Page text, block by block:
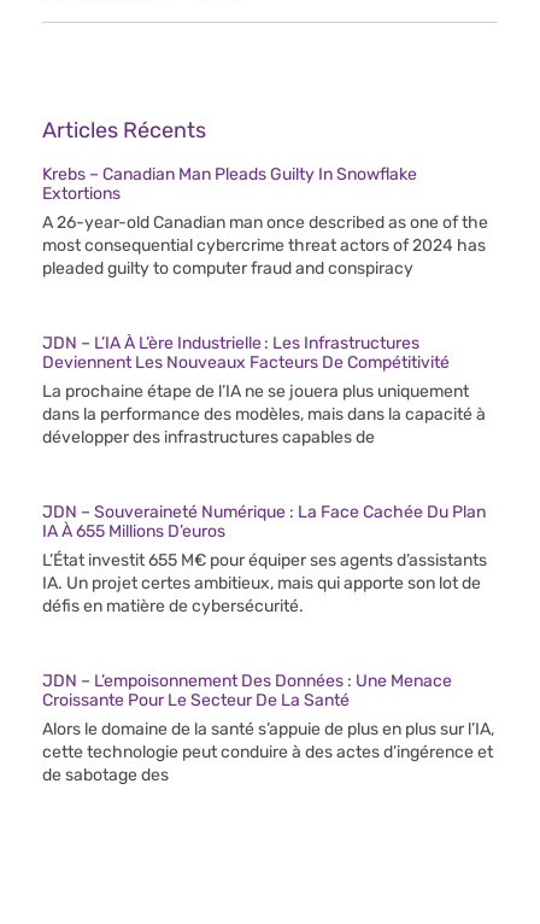
Articles Récents
Krebs – Canadian Man Pleads Guilty In Snowflake
Extortions
A 26-year-old Canadian man once described as one of the
most consequential cybercrime threat actors of 2024 has
pleaded guilty to computer fraud and conspiracy
JDN – L’IA À L’ère Industrielle : Les Infrastructures
Deviennent Les Nouveaux Facteurs De Compétitivité
La prochaine étape de l’IA ne se jouera plus uniquement
dans la performance des modèles, mais dans la capacité à
développer des infrastructures capables de
JDN – Souveraineté Numérique : La Face Cachée Du Plan
IA À 655 Millions D’euros
L’État investit 655 M€ pour équiper ses agents d’assistants
IA. Un projet certes ambitieux, mais qui apporte son lot de
défis en matière de cybersécurité.
JDN – L’empoisonnement Des Données : Une Menace
Croissante Pour Le Secteur De La Santé
Alors le domaine de la santé s’appuie de plus en plus sur l’IA,
cette technologie peut conduire à des actes d’ingérence et
de sabotage des